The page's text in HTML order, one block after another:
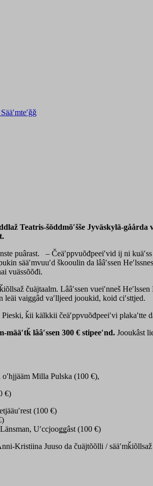
Sääʹmteʹǧǧ
Teatris-šõddmõʹšše Jyväskylä-
puârast. – Čeäʹppvuõđpeeiʹvid ij ni
sääʹmvuuʹd škooulin da lââʹssen
vuässõõđi.
čuäjtaalm. Lââʹssen vueiʹnneš
leäi vaiggâd vaʹlljeed jooukid, koid ciʹsttjed.
ǩii kälkkii čeäʹppvuõđpeeiʹvi plakaʹtte
lââʹssen 300 € stipeeʹnd. Jooukâst
Milla Pulska (100 €),
€)
(100 €)
Uʹccjooǥǥâst (100 €)
Kristiina Juuso da čuäjtõõlli /